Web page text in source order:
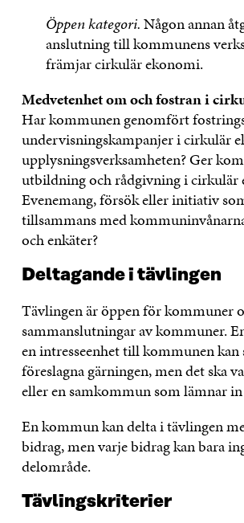
Öppen kategori.Någon annan
anslutning till kommunens
främjar cirkulär ekonomi.
Medvetenhet om och fostran i
Har kommunen genomfört
undervisningskampanjer i cirkulär
upplysningsverksamheten? Ger
utbildning och rådgivning i cirkulär
Evenemang, försök eller initiativ
tillsammans med
och enkäter?
Deltagande i tävlingen
Tävlingen är öppen för kommuner
sammanslutningar av kommuner.
en intresseenhet till kommunen kan
föreslagna gärningen, men det ska
eller en samkommun som lämnar in
En kommun kan delta i tävlingen
bidrag, men varje bidrag kan bara
delområde.
Tävlingskriterier